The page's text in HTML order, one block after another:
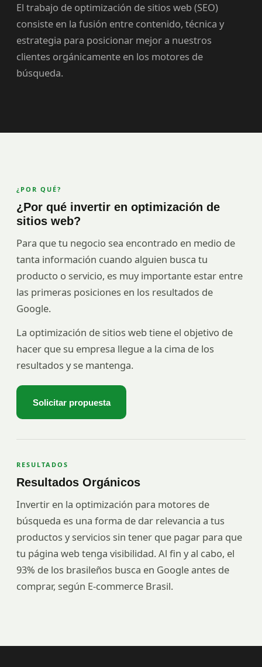
El trabajo de optimización de sitios web (SEO)
consiste en la fusión entre contenido, técnica y
estrategia para posicionar mejor a nuestros
clientes orgánicamente en los motores de
búsqueda.
¿POR QUÉ?
¿Por qué invertir en optimización de
sitios web?
Para que tu negocio sea encontrado en medio de
tanta información cuando alguien busca tu
producto o servicio, es muy importante estar entre
las primeras posiciones en los resultados de
Google.
La optimización de sitios web tiene el objetivo de
hacer que su empresa llegue a la cima de los
resultados y se mantenga.
Solicitar propuesta
RESULTADOS
Resultados Orgánicos
Invertir en la optimización para motores de
búsqueda es una forma de dar relevancia a tus
productos y servicios sin tener que pagar para que
tu página web tenga visibilidad. Al fin y al cabo, el
93% de los brasileños busca en Google antes de
comprar, según E-commerce Brasil.